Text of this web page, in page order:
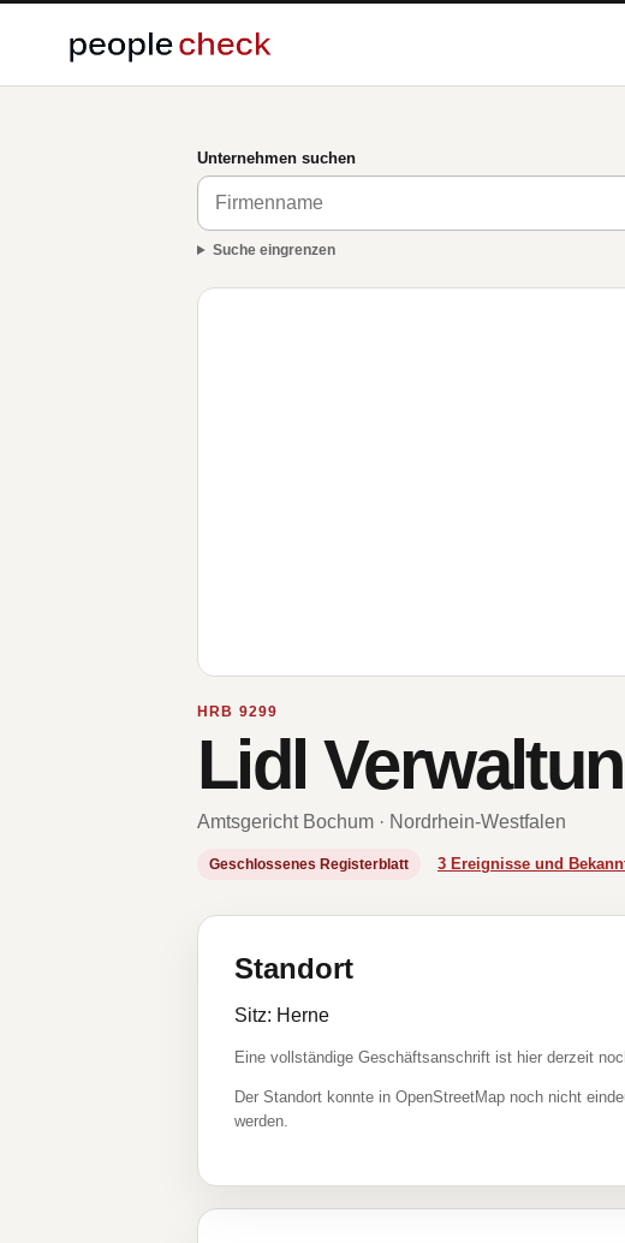
Unternehmen suchen
Suche eingrenzen
HRB 9299
Lidl
Amtsgericht Bochum · Nordrhein-Westfalen
Geschlossenes Registerblatt 3 Ereignisse und
Standort
Sitz: Herne
Eine vollständige Geschäftsanschrift ist hier derzeit
Der Standort konnte in OpenStreetMap noch nicht
werden.